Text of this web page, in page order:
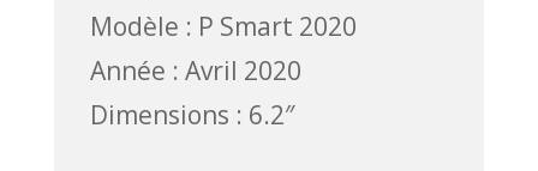
Modèle : P Smart 2020
Année : Avril 2020
Dimensions : 6.2″